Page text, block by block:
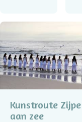
Kunstroute Zijpe
aan zee